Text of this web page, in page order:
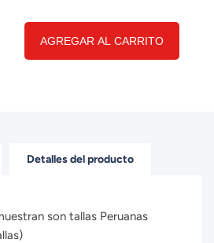
AGREGAR AL CARRITO
Detalles del producto
son tallas Peruanas